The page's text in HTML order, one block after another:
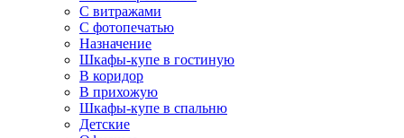
С витражами
С фотопечатью
Назначение
Шкафы-купе в гостиную
В коридор
В прихожую
Шкафы-купе в спальню
Детские